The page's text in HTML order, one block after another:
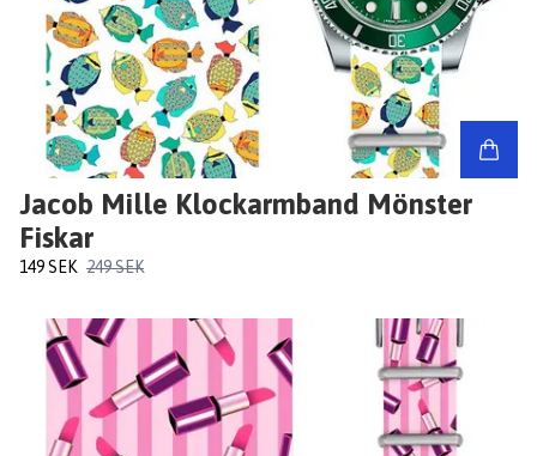
Jacob Mille Klockarmband Mönster
Fiskar
149 SEK 249 SEK